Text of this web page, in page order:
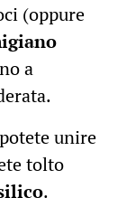
(oppure
a
unire
tolto
.